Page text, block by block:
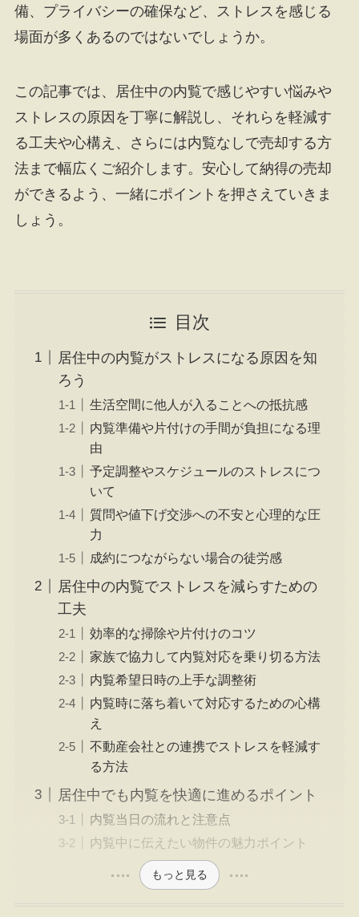
備、プライバシーの確保など、ストレスを感じる
場面が多くあるのではないでしょうか。
この記事では、居住中の内覧で感じやすい悩みや
ストレスの原因を丁寧に解説し、それらを軽減す
る工夫や心構え、さらには内覧なしで売却する方
法まで幅広くご紹介します。安心して納得の売却
ができるよう、一緒にポイントを押さえていきま
しょう。
目次
居住中の内覧がストレスになる原因を知
ろう
生活空間に他人が入ることへの抵抗感
内覧準備や片付けの手間が負担になる理
由
予定調整やスケジュールのストレスにつ
いて
質問や値下げ交渉への不安と心理的な圧
力
成約につながらない場合の徒労感
居住中の内覧でストレスを減らすための
工夫
効率的な掃除や片付けのコツ
家族で協力して内覧対応を乗り切る方法
内覧希望日時の上手な調整術
内覧時に落ち着いて対応するための心構
え
不動産会社との連携でストレスを軽減す
る方法
居住中でも内覧を快適に進めるポイント
内覧当日の流れと注意点
内覧中に伝えたい物件の魅力ポイント
もっと見る